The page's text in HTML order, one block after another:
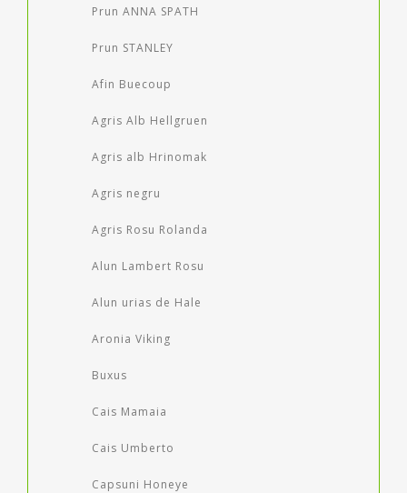
Prun ANNA SPATH
Prun STANLEY
Afin Buecoup
Agris Alb Hellgruen
Agris alb Hrinomak
Agris negru
Agris Rosu Rolanda
Alun Lambert Rosu
Alun urias de Hale
Aronia Viking
Buxus
Cais Mamaia
Cais Umberto
Capsuni Honeye